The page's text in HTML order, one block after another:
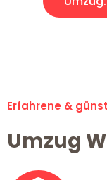
Erfahrene &
Umzug